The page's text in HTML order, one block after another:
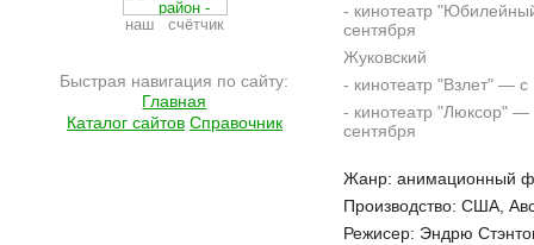
наш счётчик
Быстрая навигация по сайту:
Главная
Каталог сайтов Справочник
- кинотеатр
сентября
Жуковский
- кинотеатр "Взлет" — с
- кинотеатр "Люксор" —
сентября
Жанр: анимационный
Производство: США,
Режисер: Эндрю